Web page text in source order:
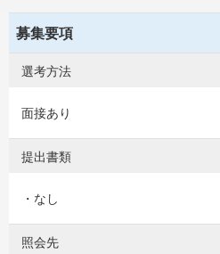
募集要項
選考方法
面接あり
提出書類
・なし
照会先